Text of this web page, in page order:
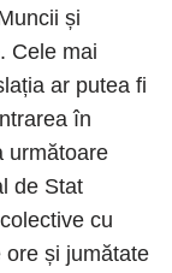
și
Cele mai
ar putea fi
în
următoare
de Stat
cu
ore și jumătate